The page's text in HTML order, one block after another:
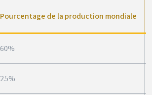
Pourcentage de la production mondiale
60%
25%